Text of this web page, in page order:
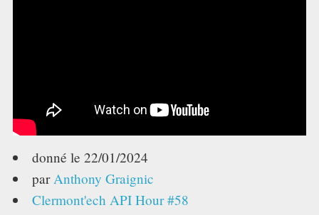
donné le22/01/2024
parAnthony Graignic
Clermont'ech API Hour #58